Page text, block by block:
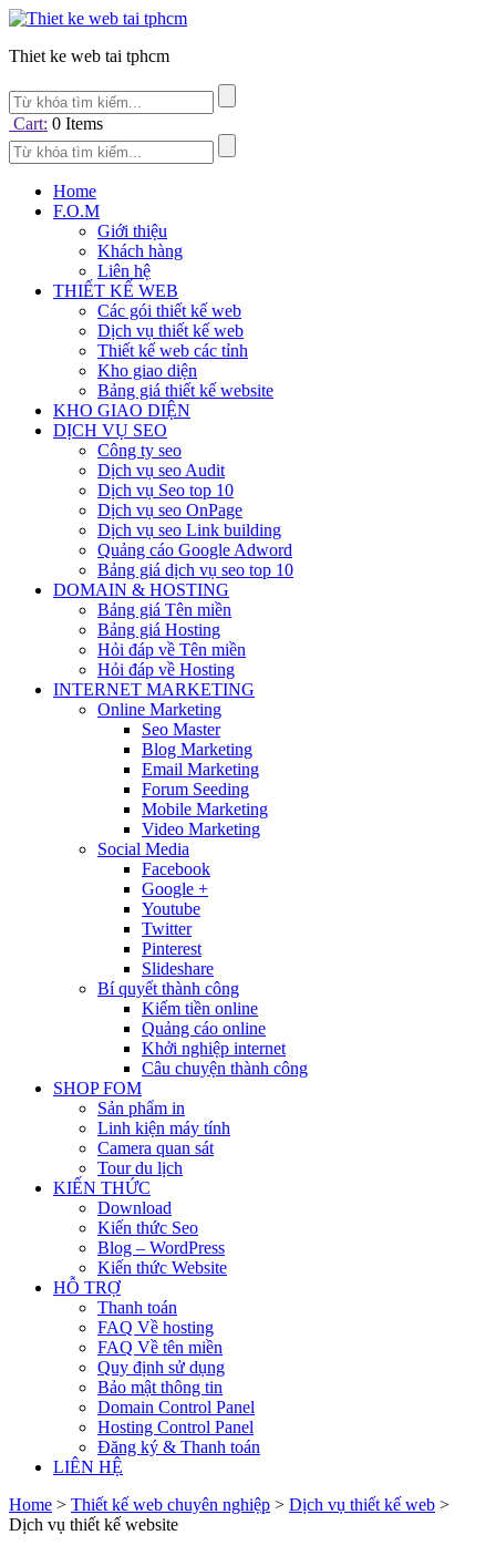
Thiet ke web tai tphcm
Cart: 0 Items
Home
F.O.M
Giới thiệu
Khách hàng
Liên hệ
THIẾT KẾ WEB
Các gói thiết kế web
Dịch vụ thiết kế web
Thiết kế web các tỉnh
Kho giao diện
Bảng giá thiết kế website
KHO GIAO DIỆN
DỊCH VỤ SEO
Công ty seo
Dịch vụ seo Audit
Dịch vụ Seo top 10
Dịch vụ seo OnPage
Dịch vụ seo Link building
Quảng cáo Google Adword
Bảng giá dịch vụ seo top 10
DOMAIN & HOSTING
Bảng giá Tên miền
Bảng giá Hosting
Hỏi đáp về Tên miền
Hỏi đáp về Hosting
INTERNET MARKETING
Online Marketing
Seo Master
Blog Marketing
Email Marketing
Forum Seeding
Mobile Marketing
Video Marketing
Social Media
Facebook
Google +
Youtube
Twitter
Pinterest
Slideshare
Bí quyết thành công
Kiếm tiền online
Quảng cáo online
Khởi nghiệp internet
Câu chuyện thành công
SHOP FOM
Sản phẩm in
Linh kiện máy tính
Camera quan sát
Tour du lịch
KIẾN THỨC
Download
Kiến thức Seo
Blog – WordPress
Kiến thức Website
HỖ TRỢ
Thanh toán
FAQ Về hosting
FAQ Về tên miền
Quy định sử dụng
Bảo mật thông tin
Domain Control Panel
Hosting Control Panel
Đăng ký & Thanh toán
LIÊN HỆ
Home > Thiết kế web chuyên nghiệp > Dịch vụ thiết kế web >
Dịch vụ thiết kế website